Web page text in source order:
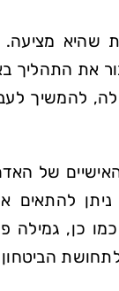
שהיא מציעה.
את התהליך
להמשיך
של
להתאים
כן,